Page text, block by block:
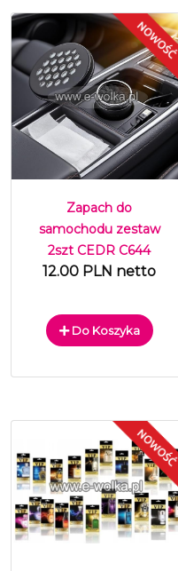
Zapach do
samochodu zestaw
2szt CEDR C644
12.00 PLN netto
Do Koszyka